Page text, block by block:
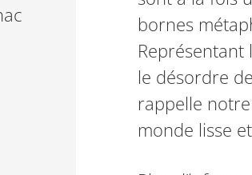
bornes
Représentant
le désordre
rappelle
monde lisse